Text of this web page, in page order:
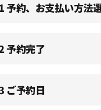
10:30
11:00
予約、お支払い方法
予約完了
ご予約日